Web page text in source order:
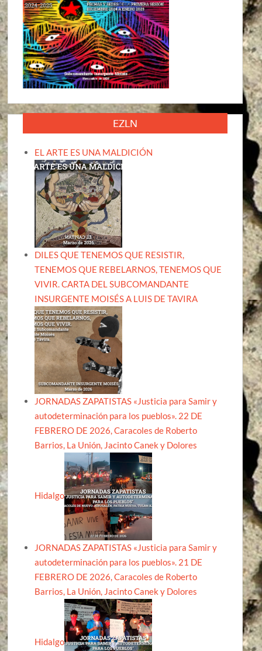
EZLN
EL ARTE ES UNA MALDICIÓN
DILES QUE TENEMOS QUE RESISTIR,
TENEMOS QUE REBELARNOS, TENEMOS QUE
VIVIR. CARTA DEL SUBCOMANDANTE
INSURGENTE MOISÉS A LUIS DE TAVIRA
JORNADAS ZAPATISTAS «Justicia para Samir y
autodeterminación para los pueblos». 22 DE
FEBRERO DE 2026, Caracoles de Roberto
Barrios, La Unión, Jacinto Canek y Dolores
Hidalgo
JORNADAS ZAPATISTAS «Justicia para Samir y
autodeterminación para los pueblos». 21 DE
FEBRERO DE 2026, Caracoles de Roberto
Barrios, La Unión, Jacinto Canek y Dolores
Hidalgo